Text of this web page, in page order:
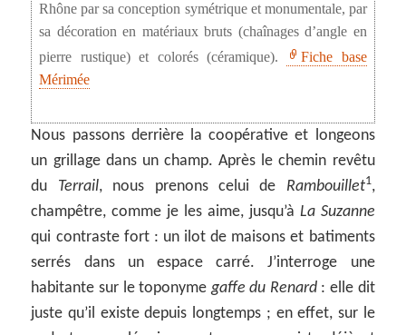
Rhône par sa conception symétrique et monumentale, par
sa décoration en matériaux bruts (chaînages d’angle en
pierre rustique) et colorés (céramique).
Fiche base
Mérimée
Nous passons derrière la coopérative et longeons
un grillage dans un champ. Après le chemin revêtu
du Terrail, nous prenons celui de Rambouillet1,
champêtre, comme je les aime, jusqu’à La Suzanne
qui contraste fort : un ilot de maisons et batiments
serrés dans un espace carré. J’interroge une
habitante sur le toponyme gaffe du Renard: elle dit
juste qu’il existe depuis longtemps ; en effet, sur le